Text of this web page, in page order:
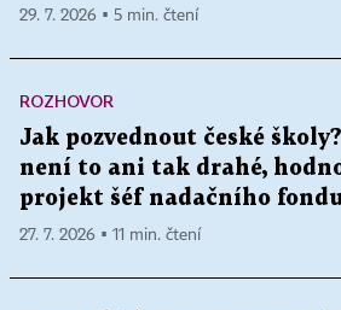
29. 7. 2026 ▪ 5 min. čtení
ROZHOVOR
Jak pozvednout české
není to ani tak drahé,
projekt šéf nadačního
27. 7. 2026 ▪ 11 min. čtení